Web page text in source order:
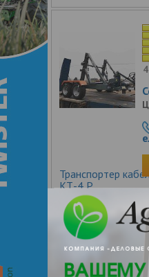
Транспортер
КТ-4 Р
Кабельный
транспортёр)
(подвеске) и
телефонных и